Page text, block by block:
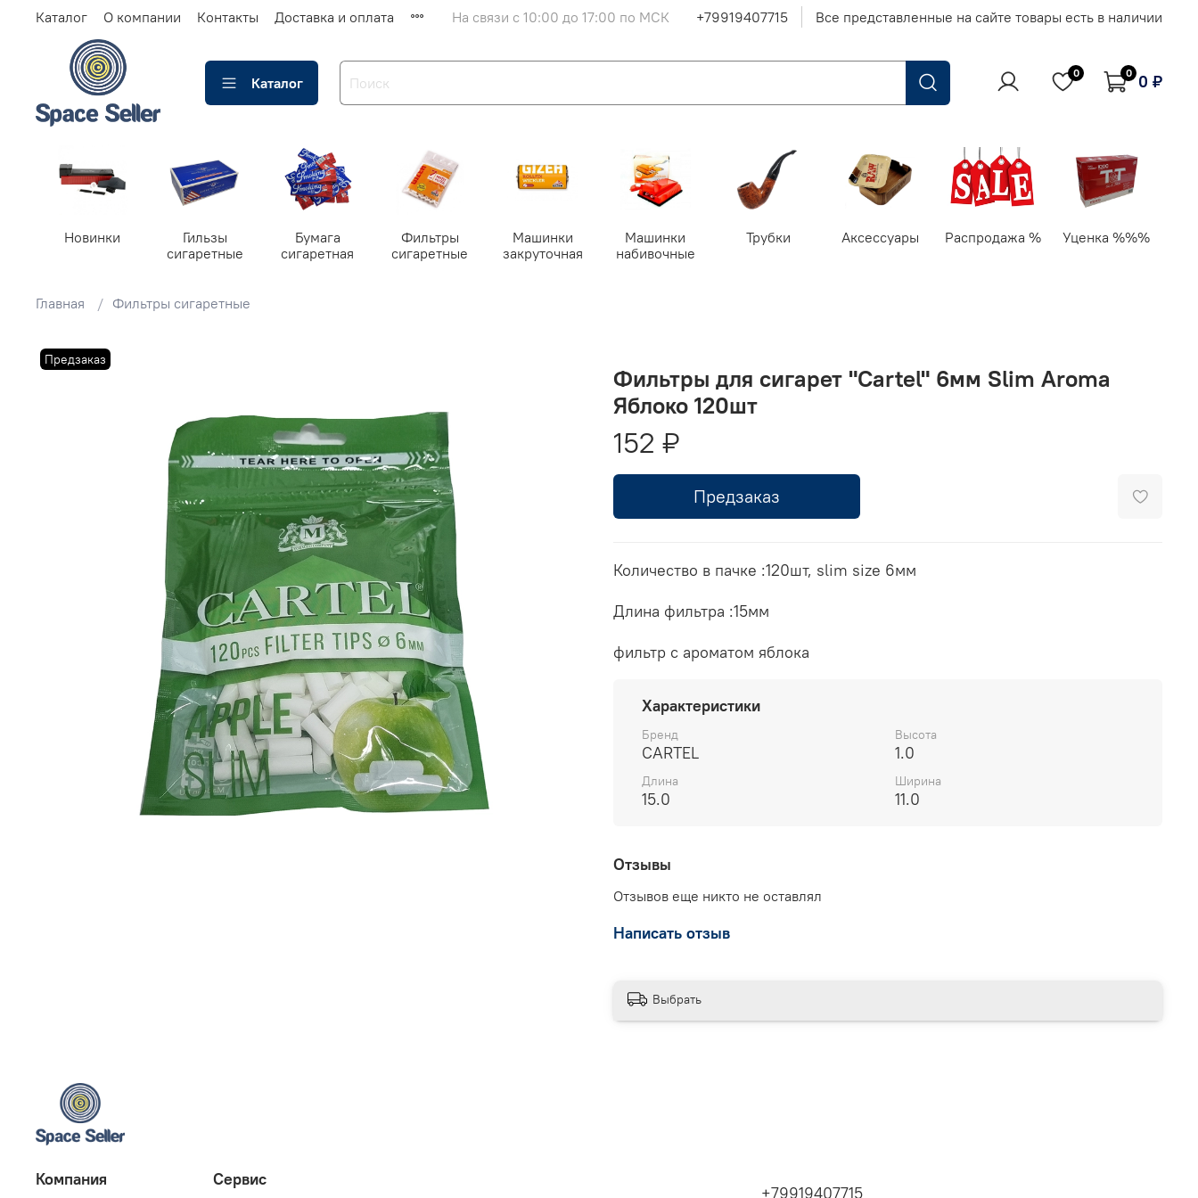
Каталог О компании Контакты Доставка и оплата На связи с 10:00 до 17:00 по МСК +79919407715 Все представленные на сайте товары есть в наличии
Каталог
0 0 0 ₽
Новинки
Гильзы
сигаретные
Бумага
сигаретная
Фильтры
сигаретные
Машинки
закруточная
Машинки
набивочные
Трубки Аксессуары Распродажа % Уценка %%%
Главная Фильтры сигаретные
Предзаказ
Фильтры для сигарет "Cartel" 6мм Slim Aroma
Яблоко 120шт
152 ₽
Предзаказ
Количество в пачке :120шт, slim size 6мм
Длина фильтра :15мм
фильтр с ароматом яблока
Характеристики
Бренд
CARTEL
Высота
1.0
Длина
15.0
Ширина
11.0
Отзывы
Отзывов еще никто не оставлял
Написать отзыв
Выбрать
Компания Сервис
+79919407715